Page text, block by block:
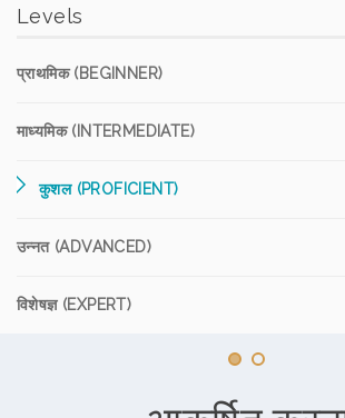
Levels
प्राथमिक (BEGINNER)
माध्यमिक (INTERMEDIATE)
कुशल (PROFICIENT)
उन्नत (ADVANCED)
विशेषज्ञ (EXPERT)